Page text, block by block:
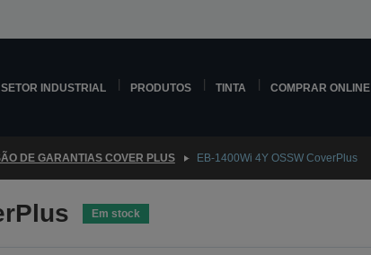
SETOR INDUSTRIAL PRODUTOS TINTA COMPRAR ONLINE
DE GARANTIAS COVER PLUS EB-1400Wi 4Y OSSW CoverPlus
Em stock